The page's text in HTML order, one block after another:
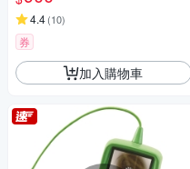
機 密錄器JS-05B-2
4.4(10)
券
加入購物車